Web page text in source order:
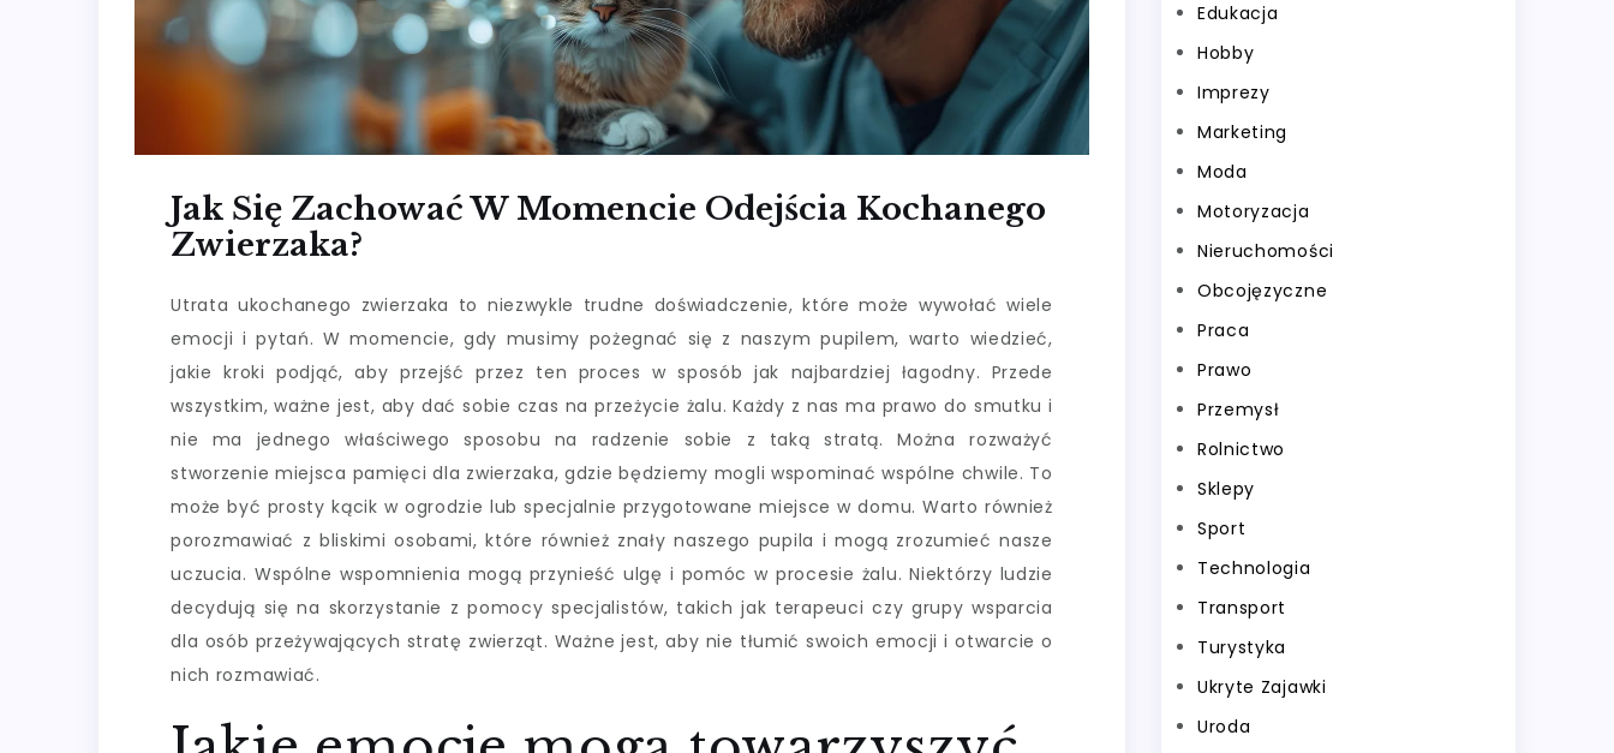
Jak Się Zachować W Momencie Odejścia Kochanego
Zwierzaka?
Utrata ukochanego zwierzaka to niezwykle trudne doświadczenie, które może wywołać wiele
emocji i pytań. W momencie, gdy musimy pożegnać się z naszym pupilem, warto wiedzieć,
jakie kroki podjąć, aby przejść przez ten proces w sposób jak najbardziej łagodny. Przede
wszystkim, ważne jest, aby dać sobie czas na przeżycie żalu. Każdy z nas ma prawo do smutku i
nie ma jednego właściwego sposobu na radzenie sobie z taką stratą. Można rozważyć
stworzenie miejsca pamięci dla zwierzaka, gdzie będziemy mogli wspominać wspólne chwile. To
może być prosty kącik w ogrodzie lub specjalnie przygotowane miejsce w domu. Warto również
porozmawiać z bliskimi osobami, które również znały naszego pupila i mogą zrozumieć nasze
uczucia. Wspólne wspomnienia mogą przynieść ulgę i pomóc w procesie żalu. Niektórzy ludzie
decydują się na skorzystanie z pomocy specjalistów, takich jak terapeuci czy grupy wsparcia
dla osób przeżywających stratę zwierząt. Ważne jest, aby nie tłumić swoich emocji i otwarcie o
nich rozmawiać.
Edukacja
Hobby
Imprezy
Marketing
Moda
Motoryzacja
Nieruchomości
Obcojęzyczne
Praca
Prawo
Przemysł
Rolnictwo
Sklepy
Sport
Technologia
Transport
Turystyka
Ukryte Zajawki
Uroda